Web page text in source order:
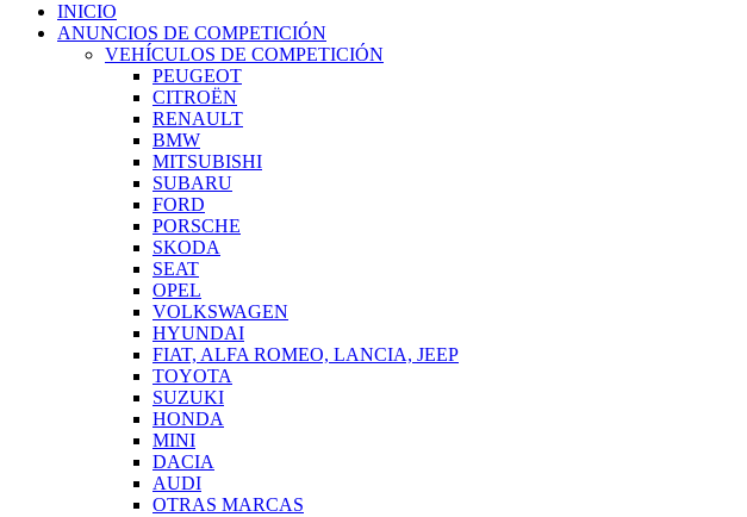
INICIO
ANUNCIOS DE COMPETICIÓN
VEHÍCULOS DE COMPETICIÓN
PEUGEOT
CITROËN
RENAULT
BMW
MITSUBISHI
SUBARU
FORD
PORSCHE
SKODA
SEAT
OPEL
VOLKSWAGEN
HYUNDAI
FIAT, ALFA ROMEO, LANCIA, JEEP
TOYOTA
SUZUKI
HONDA
MINI
DACIA
AUDI
OTRAS MARCAS